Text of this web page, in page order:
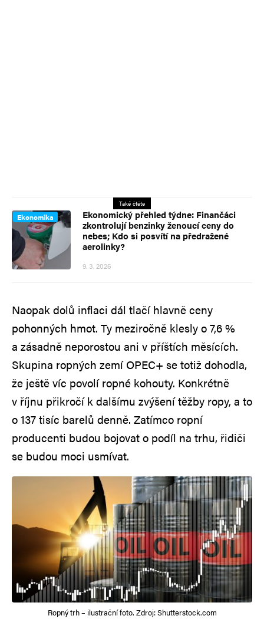
Také čtěte
Ekonomika
Ekonomický přehled týdne: Finančáci
zkontrolují benzinky ženoucí ceny do
nebes; Kdo si posvítí na předražené
aerolinky?
9. 3. 2026
Naopak dolů inflaci dál tlačí hlavně ceny
pohonných hmot. Ty meziročně klesly o 7,6 %
a zásadně neporostou ani v příštích měsících.
Skupina ropných zemí OPEC+ se totiž dohodla,
že ještě víc povolí ropné kohouty. Konkrétně
v říjnu přikročí k dalšímu zvýšení těžby ropy, a to
o 137 tisíc barelů denně. Zatímco ropní
producenti budou bojovat o podíl na trhu, řidiči
se budou moci usmívat.
Ropný trh – ilustrační foto. Zdroj: Shutterstock.com